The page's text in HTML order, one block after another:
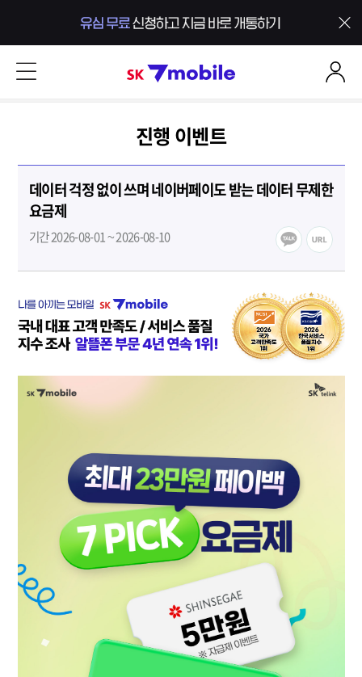
SK 7mobile
진행 이벤트
데이터 걱정 없이 쓰며 네이버페이도 받는 데이터 무제한
요금제
기간 2026-08-01 ~ 2026-08-10